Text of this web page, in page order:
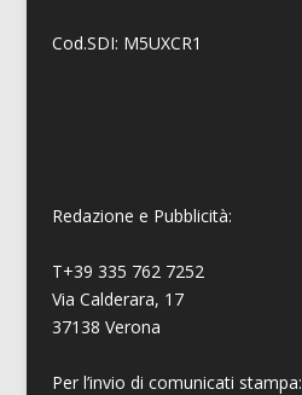
Cod.SDI: M5UXCR1
Redazione e Pubblicità:
T+39 335 762 7252
Via Calderara, 17
37138 Verona
Per l’invio di comunicati stampa: